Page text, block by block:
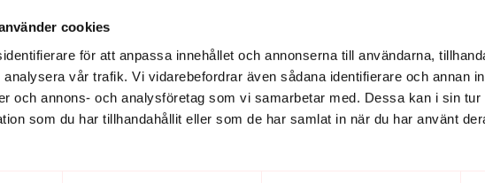
cookies
för att anpassa innehållet och annonserna till användarna,
vår trafik. Vi vidarebefordrar även sådana identifierare och annan
och annons- och analysföretag som vi samarbetar med. Dessa kan i sin
som du har tillhandahållit eller som de har samlat in när du har använt
men det var svårt att höra er bra.